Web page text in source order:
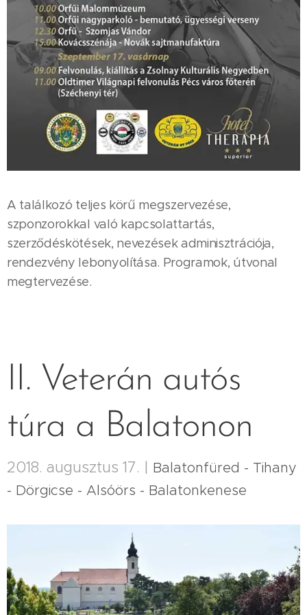
A találkozó teljes körű megszervezése,
szponzorokkal való kapcsolattartás,
szerződéskötések, nevezések adminisztrációja,
rendezvény lebonyolítása. Programok, útvonal
megtervezése.
II. Veterán autós
túra a Balatonon
2018. augusztus 17. | Balatonfüred - Tihany
- Dörgicse - Alsóörs - Balatonkenese